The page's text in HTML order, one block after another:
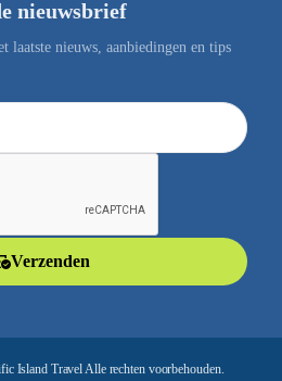
nieuwsbrief
laatste nieuws, aanbiedingen en tips
Verzenden
Island Travel Alle rechten voorbehouden.